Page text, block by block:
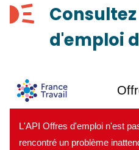
d'emploi